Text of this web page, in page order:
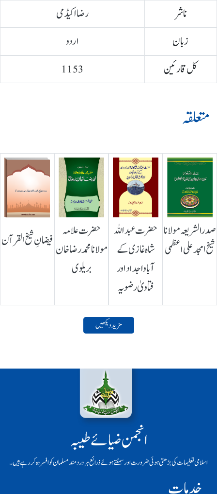
رضا اکیڈمی
ناشر
اردو
زبان
1153
کل قارئین
متعلقہ
صدرالشریعہ مولانا
شیخ امجد علی اعظمی
حضرت عبداللہ
شاہ غازی کے
آباواجداد اور
فتاویٰ رضویہ
حضرت علامہ
مولانا محمد رضا خان
بریلوی
فیضانِ شیخ القرآن
مزید دیکھیں
انجمن ضیائے طیبہ
اسلامی تعلیمات کی بڑھتی ہوئی ضرورت اور سمٹتے ہوئے ذرائع ہر دردمند مسلمان کو افسردہ کر رہے ہیں۔